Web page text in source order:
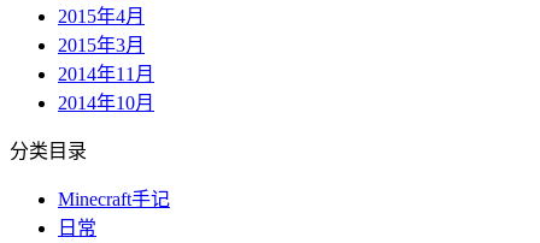
2015年4月
2015年3月
2014年11月
2014年10月
分类目录
Minecraft手记
日常